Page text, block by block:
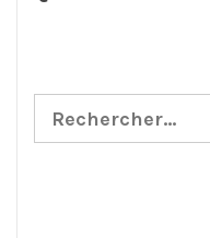
Rechercher :